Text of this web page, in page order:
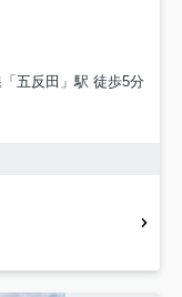
五反田」駅 徒歩5分